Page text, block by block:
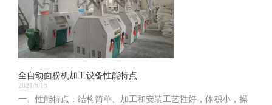
全自动面粉机加工设备性能特点
2021/5/15
一、性能特点：结构简单、加工和安装工艺性好，体积小，操